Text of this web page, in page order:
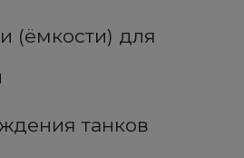
(ёмкости) для
танков